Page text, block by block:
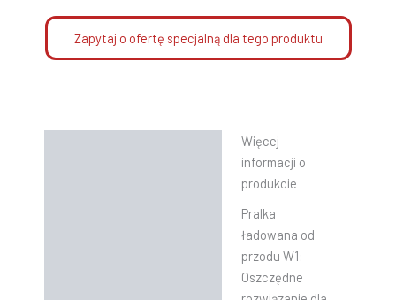
Zapytaj o ofertę specjalną dla tego produktu
Więcej
informacji o
produkcie
Pralka
ładowana od
przodu W1:
Oszczędne